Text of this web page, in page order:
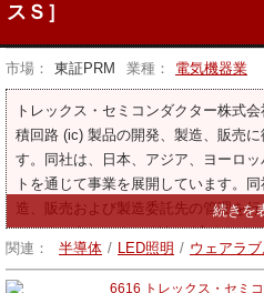
スＳ］
市場： 東証PRM 業種： 電気機器業
トレックス・セミコンダクター株式
積回路 (ic) 製品の開発、製造、販売
す。同社は、日本、アジア、ヨーロ
トを通じて事業を展開しています。
造、販売および製造委託先の管理を
デジタル ic、アナログ ic が含まれま
ンバータ、レギュレータ、ディテク
関連： 半導体 / LED照明 / ウェアラ